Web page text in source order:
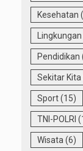
Kesehatan
Lingkungan
Pendidikan
Sekitar Kita
Sport(15)
TNI-POLRI
Wisata(6)